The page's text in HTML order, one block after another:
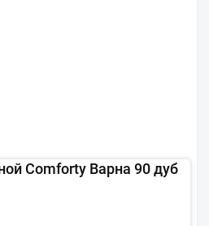
Comforty Варна 90 дуб